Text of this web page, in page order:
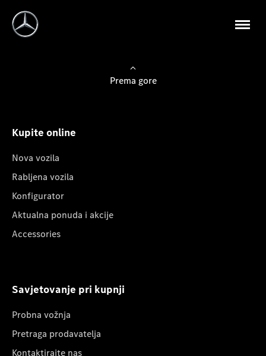
Prema gore
Kupite online
Nova vozila
Rabljena vozila
Konfigurator
Aktualna ponuda i akcije
Accessories
Savjetovanje pri kupnji
Probna vožnja
Pretraga prodavatelja
Kontaktirajte nas